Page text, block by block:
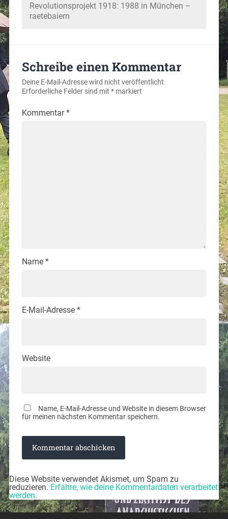
Revolutionsprojekt 1918: 1988 in München –
raetebaiern
Schreibe einen Kommentar
Deine E-Mail-Adresse wird nicht veröffentlicht.
Erforderliche Felder sind mit *markiert
Kommentar*
Name *
E-Mail-Adresse *
Website
Name, E-Mail-Adresse und Website in diesem Browser
für meinen nächsten Kommentar speichern.
Diese Website verwendet Akismet, um Spam zu
reduzieren. Erfahre, wie deine Kommentardaten verarbeitet
werden.